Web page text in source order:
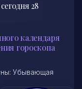
28
календаря
гороскопа
Убывающая